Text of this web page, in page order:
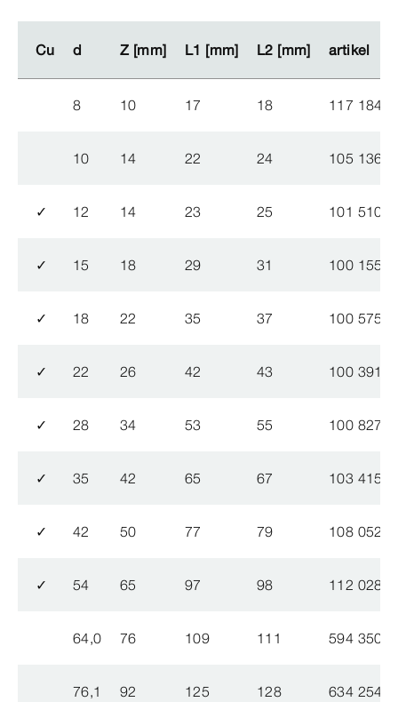
Cu d Z [mm] L1 [mm] L2 [mm] artikel
Cu d Z [mm] L1 [mm] L2 [mm] artikel
8 10 17 18 117 184
10 14 22 24 105 136
✓ 12 14 23 25 101 510
✓ 15 18 29 31 100 155
✓ 18 22 35 37 100 575
✓ 22 26 42 43 100 391
✓ 28 34 53 55 100 827
✓ 35 42 65 67 103 415
✓ 42 50 77 79 108 052
✓ 54 65 97 98 112 028
64,0 76 109 111 594 350
76,1 92 125 128 634 254